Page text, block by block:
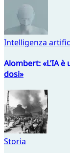
Intelligenza
Alombert: «L’IA
dosi»
Storia